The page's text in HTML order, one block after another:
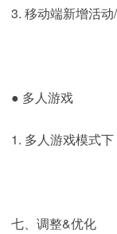
3. 移动端新增活动
● 多人游戏
1. 多人游戏模式
七、调整&优化